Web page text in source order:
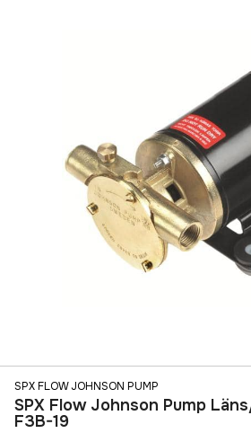
SPX FLOW JOHNSON PUMP
SPX Flow Johnson Pump
F3B-19